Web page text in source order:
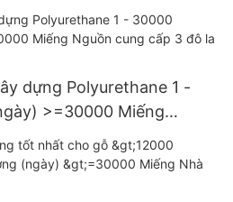
dựng Polyurethane 1 -
>=30000 Miếng
la Mỹ